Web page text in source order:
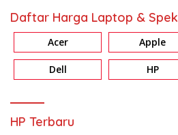
Daftar Harga Laptop & Spek
Acer Apple
Dell HP
HP Terbaru